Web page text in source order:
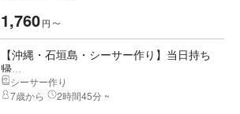
1,760円 〜
【沖縄・石垣島・シーサー作り】当日持ち
帰...
シーサー作り
7歳から
2時間45分 ~